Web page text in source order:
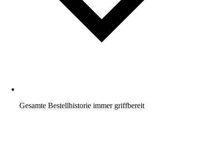
Gesamte Bestellhistorie immer griffbereit